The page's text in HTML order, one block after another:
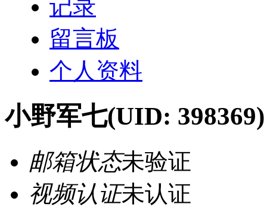
记录
留言板
个人资料
小野军七(UID: 398369)
邮箱状态未验证
视频认证未认证